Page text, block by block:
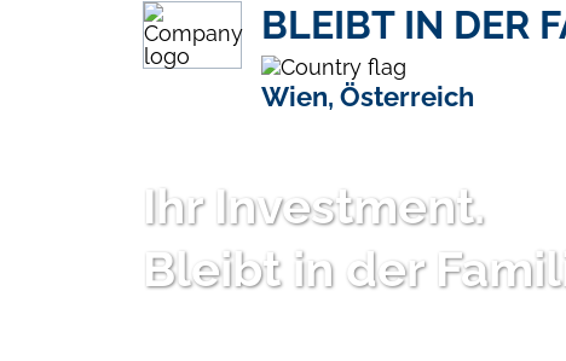
BLEIBT IN DER
Wien, Österreich
Ihr Investment.
Bleibt in der